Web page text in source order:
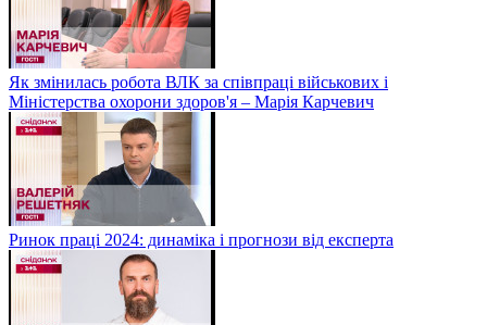
Як змінилась робота ВЛК за співпраці військових і
Міністерства охорони здоров'я – Марія Карчевич
Ринок праці 2024: динаміка і прогнози від експерта